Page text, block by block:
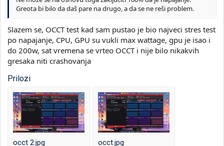
Greota bi bilo da daš pare na drugo, a da se ne reši problem.
Slazem se, OCCT test kad sam pustao je bio najveci stres test
po napajanje, CPU, GPU su vukli max wattage, gpu je isao i
do 200w, sat vremena se vrteo OCCT i nije bilo nikakvih
gresaka niti crashovanja
Prilozi
occt 2.jpg occt.jpg